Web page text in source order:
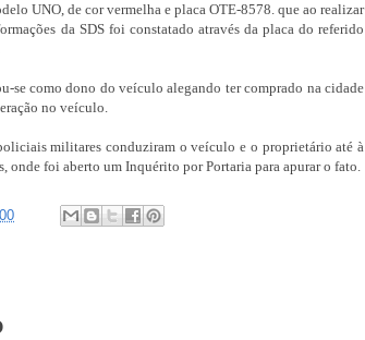
UNO, de cor vermelha e placa OTE-8578. que ao realizar
da SDS foi constatado através da placa do referido
se como dono do veículo alegando ter comprado na cidade
no veículo.
militares conduziram o veículo e o proprietário até à
onde foi aberto um Inquérito por Portaria para apurar o fato.